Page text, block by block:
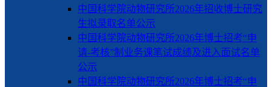
中国科学院动物研究所2026年招收博士研究
生拟录取名单公示
中国科学院动物研究所2026年博士招考“申
请-考核”制业务课笔试成绩及进入面试名单
公示
中国科学院动物研究所2026年博士招考“申